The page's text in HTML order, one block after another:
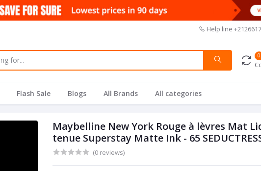
Help line
0
Flash Sale Blogs All Brands All categories
Maybelline New York Rouge à lèvres Mat
tenue Superstay Matte Ink - 65
(0 reviews)